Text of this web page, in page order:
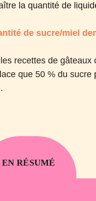
la quantité de
de sucre/miel
recettes de
que 50 % du
EN RÉSUMÉ